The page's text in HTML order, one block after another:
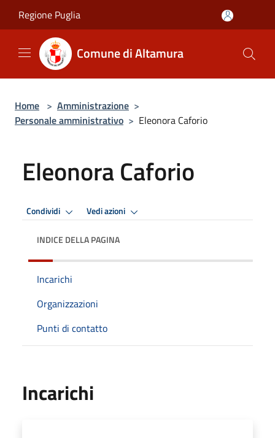
Regione Puglia
Comune di Altamura
Home > Amministrazione >
Personale amministrativo > Eleonora Caforio
Eleonora Caforio
Condividi Vedi azioni
INDICE DELLA PAGINA
Incarichi
Organizzazioni
Punti di contatto
Incarichi